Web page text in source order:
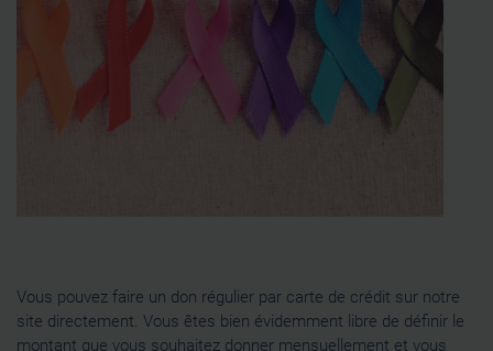
Vous pouvez faire un don régulier par carte de crédit sur notre
site directement. Vous êtes bien évidemment libre de définir le
montant que vous souhaitez donner mensuellement et vous